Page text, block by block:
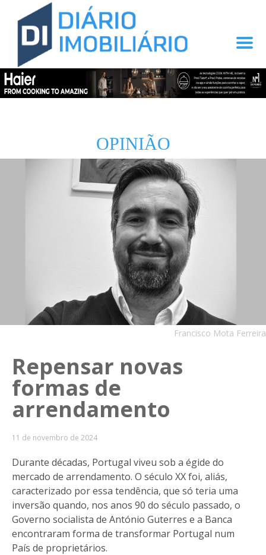
OPINIÃO
Francisco Mota Ferreira
Repensar novas
formas de
arrendamento
11 de novembro de 2024
Durante décadas, Portugal viveu sob a égide do
mercado de arrendamento. O século XX foi, aliás,
caracterizado por essa tendência, que só teria uma
inversão quando, nos anos 90 do século passado, o
Governo socialista de António Guterres e a Banca
encontraram forma de transformar Portugal num
País de proprietários.